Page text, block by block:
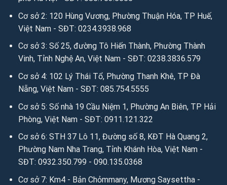
Cơ sở 2: 120 Hùng Vương, Phường Thuận Hóa, TP Huế,
Việt Nam - SĐT: 0234.3938.968
Cơ sở 3: Số 25, đường Tô Hiến Thành, Phường Thành
Vinh, Tỉnh Nghệ An, Việt Nam - SĐT: 0238.3836.579
Cơ sở 4: 102 Lý Thái Tổ, Phường Thanh Khê, TP Đà
Nẵng, Việt Nam - SĐT: 085.754.5555
Cơ sở 5: Số nhà 19 Cầu Niệm 1, Phường An Biên, TP Hải
Phòng, Việt Nam - SĐT: 0911.121.322
Cơ sở 6: STH 37 Lô 11, Đường số 8, KĐT Hà Quang 2,
Phường Nam Nha Trang, Tỉnh Khánh Hòa, Việt Nam -
SĐT: 0932.350.799 - 090.135.0368
Cơ sở 7: Km4 - Bản Chỏmmany, Mương Saysettha -